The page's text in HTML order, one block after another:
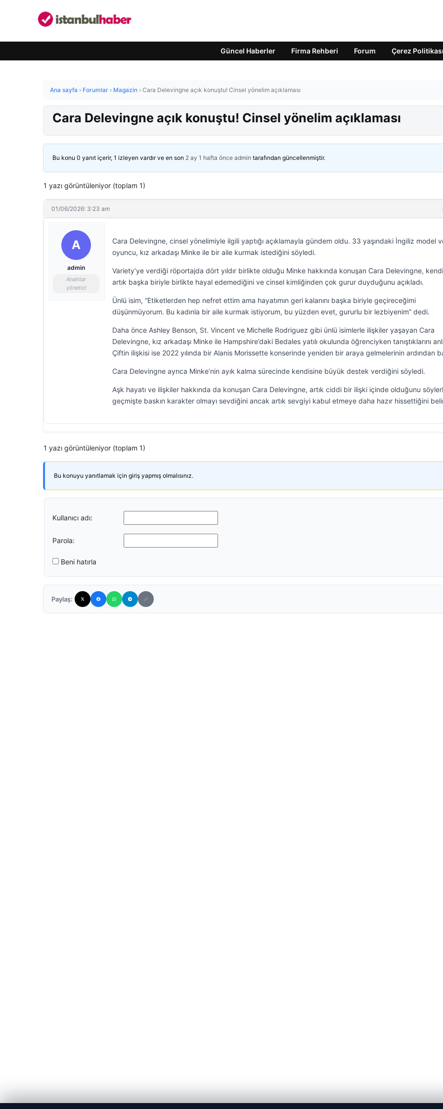
Güncel Haberler Firma Rehberi Forum Çerez Politikası
Ana sayfa › Forumlar › Magazin › Cara Delevingne açık konuştu! Cinsel yönelim açıklaması
Cara Delevingne açık konuştu! Cinsel yönelim açıklaması
Bu konu 0 yanıt içerir, 1 izleyen vardır ve en son 2 ay 1 hafta önce admin tarafından güncellenmiştir.
1 yazı görüntüleniyor (toplam 1)
01/06/2026: 3:23 am
A
admin
Anahtar
yönetici
Cara Delevingne, cinsel yönelimiyle ilgili yaptığı açıklamayla gündem oldu. 33 yaşındaki İngiliz model
oyuncu, kız arkadaşı Minke ile bir aile kurmak istediğini söyledi.
Variety’ye verdiği röportajda dört yıldır birlikte olduğu Minke hakkında konuşan Cara Delevingne,
artık başka biriyle birlikte hayal edemediğini ve cinsel kimliğinden çok gurur duyduğunu açıkladı.
Ünlü isim, “Etiketlerden hep nefret ettim ama hayatımın geri kalanını başka biriyle geçireceğimi
düşünmüyorum. Bu kadınla bir aile kurmak istiyorum, bu yüzden evet, gururlu bir lezbiyenim” dedi.
Daha önce Ashley Benson, St. Vincent ve Michelle Rodriguez gibi ünlü isimlerle ilişkiler yaşayan Cara
Delevingne, kız arkadaşı Minke ile Hampshire’daki Bedales yatılı okulunda öğrenciyken tanıştıklarını
Çiftin ilişkisi ise 2022 yılında bir Alanis Morissette konserinde yeniden bir araya gelmelerinin ardından
Cara Delevingne ayrıca Minke’nin ayık kalma sürecinde kendisine büyük destek verdiğini söyledi.
Aşk hayatı ve ilişkiler hakkında da konuşan Cara Delevingne, artık ciddi bir ilişki içinde olduğunu
geçmişte baskın karakter olmayı sevdiğini ancak artık sevgiyi kabul etmeye daha hazır hissettiğini
1 yazı görüntüleniyor (toplam 1)
Bu konuyu yanıtlamak için giriş yapmış olmalısınız.
Kullanıcı adı:
Parola:
Beni hatırla
Paylaş: